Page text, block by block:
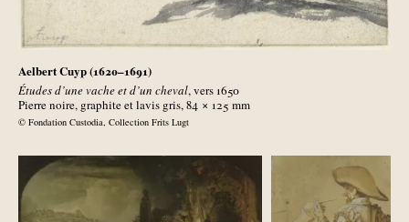
Aelbert Cuyp (1620–1691)
Études d’une vache et d’un cheval, vers 1650
Pierre noire, graphite et lavis gris, 84 × 125 mm
© Fondation Custodia, Collection Frits Lugt